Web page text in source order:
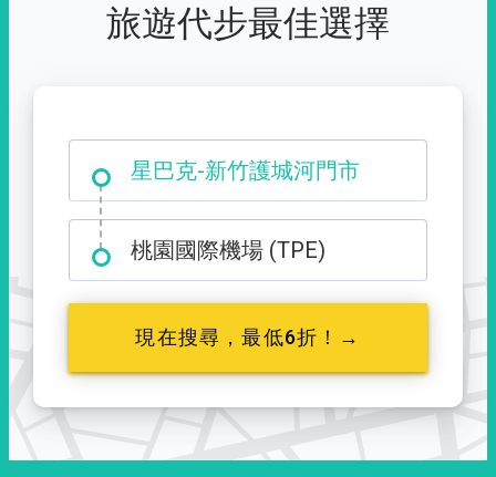
旅遊代步最佳選擇
大霸尖山登山口
桃園國際機場 (TPE)
現在搜尋，最低6折！→